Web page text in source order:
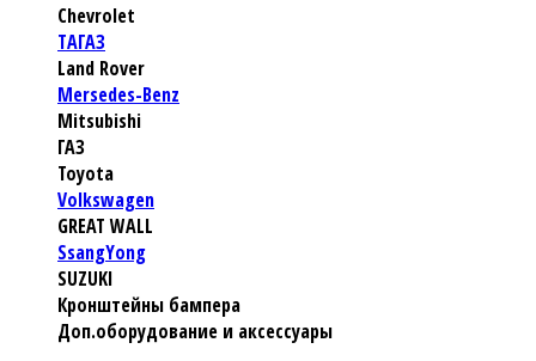
Chevrolet
TАГАЗ
Land Rover
Mersedes-Benz
Mitsubishi
ГАЗ
Toyota
Volkswagen
GREAT WALL
SsangYong
SUZUKI
Кронштейны бампера
Доп.оборудование и аксессуары